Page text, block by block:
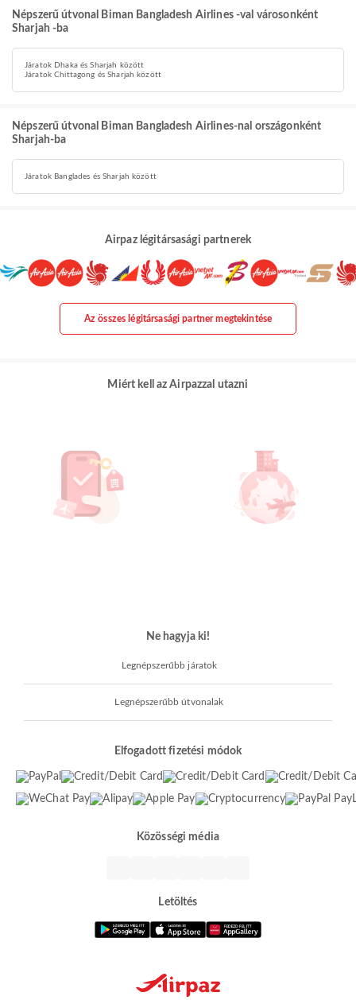
Népszerű útvonal Biman Bangladesh Airlines -val városonként
Sharjah -ba
Járatok Dhaka és Sharjah között
Járatok Chittagong és Sharjah között
Népszerű útvonal Biman Bangladesh Airlines-nal országonként
Sharjah-ba
Járatok Banglades és Sharjah között
Airpaz légitársasági partnerek
Az összes légitársasági partner megtekintése
Miért kell az Airpazzal utazni
Ne hagyja ki!
Legnépszerűbb járatok
Legnépszerűbb útvonalak
Elfogadott fizetési módok
Közösségi média
Letöltés